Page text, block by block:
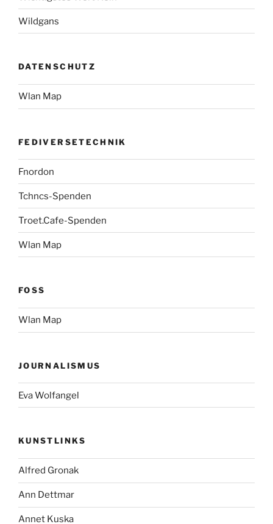
Wildgans
DATENSCHUTZ
Wlan Map
FEDIVERSETECHNIK
Fnordon
Tchncs-Spenden
Troet.Cafe-Spenden
Wlan Map
FOSS
Wlan Map
JOURNALISMUS
Eva Wolfangel
KUNSTLINKS
Alfred Gronak
Ann Dettmar
Annet Kuska